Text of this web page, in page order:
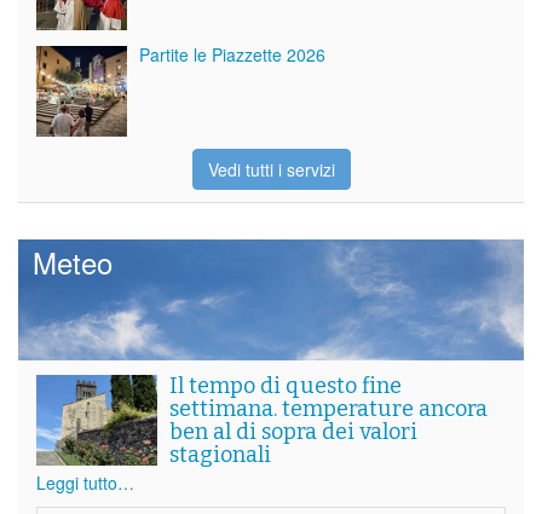
Partite le Piazzette 2026
Vedi tutti i servizi
Meteo
Il tempo di questo fine
settimana. temperature ancora
ben al di sopra dei valori
stagionali
Leggi tutto…